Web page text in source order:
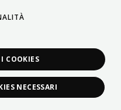
COOKIES
NECESSARI